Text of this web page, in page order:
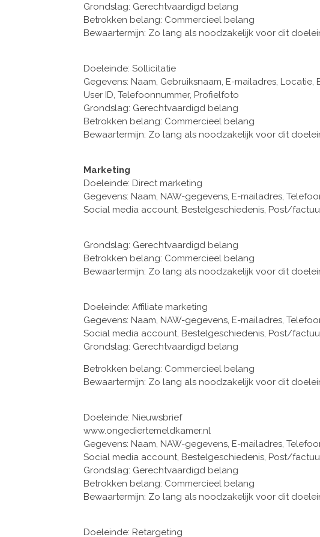
Grondslag: Gerechtvaardigd belang
Betrokken belang: Commercieel belang
Bewaartermijn: Zo lang als noodzakelijk voor dit
Doeleinde: Sollicitatie
Gegevens: Naam, Gebruiksnaam, E-mailadres,
User ID, Telefoonnummer, Profielfoto
Grondslag: Gerechtvaardigd belang
Betrokken belang: Commercieel belang
Bewaartermijn: Zo lang als noodzakelijk voor dit
Marketing
Doeleinde: Direct marketing
Gegevens: Naam, NAW-gegevens, E-mailadres,
Social media account, Bestelgeschiedenis, Post/
Grondslag: Gerechtvaardigd belang
Betrokken belang: Commercieel belang
Bewaartermijn: Zo lang als noodzakelijk voor dit
Doeleinde: Affiliate marketing
Gegevens: Naam, NAW-gegevens, E-mailadres,
Social media account, Bestelgeschiedenis, Post/
Grondslag: Gerechtvaardigd belang
Betrokken belang: Commercieel belang
Bewaartermijn: Zo lang als noodzakelijk voor dit
Doeleinde: Nieuwsbrief
www.ongediertemeldkamer.nl
Gegevens: Naam, NAW-gegevens, E-mailadres,
Social media account, Bestelgeschiedenis, Post/
Grondslag: Gerechtvaardigd belang
Betrokken belang: Commercieel belang
Bewaartermijn: Zo lang als noodzakelijk voor dit
Doeleinde: Retargeting